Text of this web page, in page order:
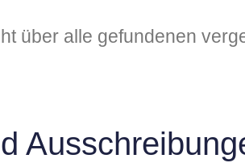
über alle gefundenen